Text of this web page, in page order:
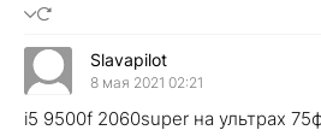
Slavapilot
8 мая 2021 02:21
i5 9500f 2060super на ультрах